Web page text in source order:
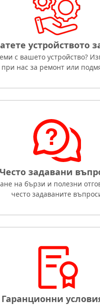
устройството
с вашето устройство?
при нас за ремонт или
Често задавани
на бързи и полезни
често задаваните
Гаранционни